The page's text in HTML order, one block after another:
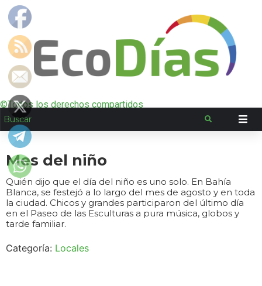
©Todos los derechos compartidos
Mes del niño
Quién dijo que el día del niño es uno solo. En Bahía
Blanca, se festejó a lo largo del mes de agosto y en toda
la ciudad. Chicos y grandes participaron del último día
en el Paseo de las Esculturas a pura música, globos y
tarde familiar.
Categoría: Locales